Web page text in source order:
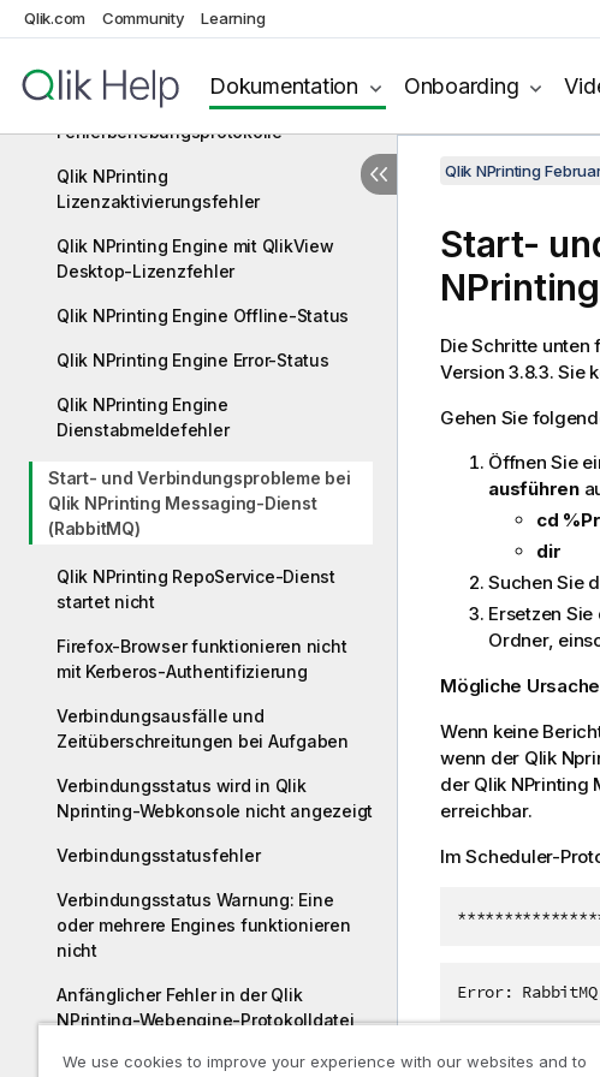
Qlik.com Community Learning
Dokumentation Onboarding
Fehlerbehebung
Fehlerbehebungsprotokolle
Qlik NPrinting
Lizenzaktivierungsfehler
Qlik NPrinting Engine mit QlikView
Desktop-Lizenzfehler
Qlik NPrinting Engine Offline-Status
Qlik NPrinting Engine Error-Status
Qlik NPrinting Engine
Dienstabmeldefehler
Start- und Verbindungsprobleme bei
Qlik NPrinting Messaging-Dienst
(RabbitMQ)
Qlik NPrinting RepoService-Dienst
startet nicht
Firefox-Browser funktionieren nicht
mit Kerberos-Authentifizierung
Verbindungsausfälle und
Zeitüberschreitungen bei Aufgaben
Verbindungsstatus wird in Qlik
Nprinting-Webkonsole nicht angezeigt
Verbindungsstatusfehler
Verbindungsstatus Warnung: Eine
oder mehrere Engines funktionieren
nicht
Anfänglicher Fehler in der Qlik
NPrinting-Webengine-Protokolldatei
Qlik NPrinting
Start-
Die Schritte unten
Version 3.8.3. Sie
Gehen Sie
Öffnen Sie
ausführen
cd
dir
Suchen Sie
Ersetzen
Ordner,
Mögliche Ursache
Wenn keine
wenn der Qlik
der Qlik NPrinting
erreichbar.
Im Scheduler-
Error:
Shutting down
We use cookies to improve your experience with our websites and to